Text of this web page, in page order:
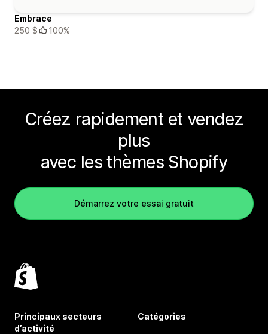
Embrace
250 $
100%
Créez rapidement et vendez
plus
avec les thèmes Shopify
Démarrez votre essai gratuit
Principaux secteurs
d’activité
Catégories